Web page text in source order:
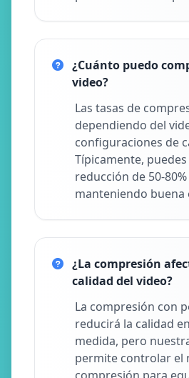
¿Cuánto puedo
video?
Las tasas de
dependiendo del
configuraciones de
Típicamente,
reducción de 50-
manteniendo buena
¿La compresión
calidad del video?
La compresión con
reducirá la calidad
medida, pero
permite controlar el